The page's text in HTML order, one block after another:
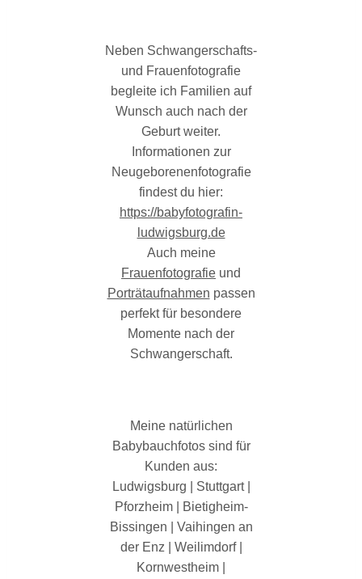
Neben Schwangerschafts-
und Frauenfotografie
begleite ich Familien auf
Wunsch auch nach der
Geburt weiter.
Informationen zur
Neugeborenenfotografie
findest du hier:
https://babyfotografin-
ludwigsburg.de
Auch meine
Frauenfotografie und
Porträtaufnahmen passen
perfekt für besondere
Momente nach der
Schwangerschaft.
Meine natürlichen
Babybauchfotos sind für
Kunden aus:
Ludwigsburg | Stuttgart |
Pforzheim | Bietigheim-
Bissingen | Vaihingen an
der Enz | Weilimdorf |
Kornwestheim |